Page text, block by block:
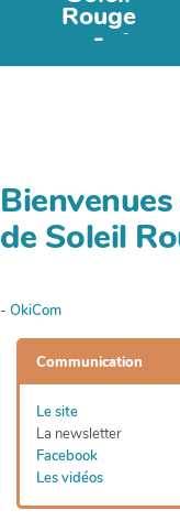
Rouge
-
OkiCom-
de Soleil
- OkiCom
Communication
Le site
La newsletter
Facebook
Les vidéos